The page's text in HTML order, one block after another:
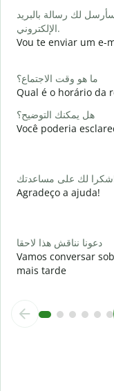
لك رسالة بالبريد
الإلكتروني.
Vou te enviar um e-
ما هو وقت الاجتماع؟
Qual é o horário da
هل يمكنك التوضيح؟
Você poderia
Agradeço a ajuda!
دعونا نناقش هذا لاحقا
Vamos conversar
mais tarde